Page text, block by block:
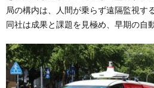
局の構内は、人間が乗らず遠隔監視す
同社は成果と課題を見極め、早期の自